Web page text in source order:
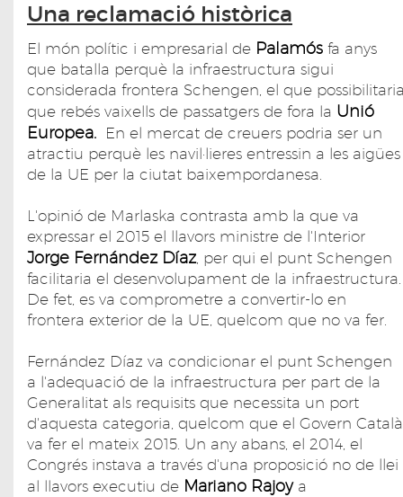
Una reclamació històrica
El món polític i empresarial de Palamós fa anys
que batalla perquè la infraestructura sigui
considerada frontera Schengen, el que
que rebés vaixells de passatgers de fora la Unió
Europea. En el mercat de creuers podria ser un
atractiu perquè les navil·lieres entressin a les aigües
de la UE per la ciutat baixempordanesa.
L'opinió de Marlaska contrasta amb la que va
expressar el 2015 el llavors ministre de l'Interior
Jorge Fernández Díaz, per qui el punt Schengen
facilitaria el desenvolupament de la infraestructura.
De fet, es va comprometre a convertir-lo en
frontera exterior de la UE, quelcom que no va fer.
Fernández Díaz va condicionar el punt Schengen
a l'adequació de la infraestructura per part de la
Generalitat als requisits que necessita un port
d'aquesta categoria, quelcom que el Govern Català
va fer el mateix 2015. Un any abans, el 2014, el
Congrés instava a través d'una proposició no de llei
al llavors executiu de Mariano Rajoy a